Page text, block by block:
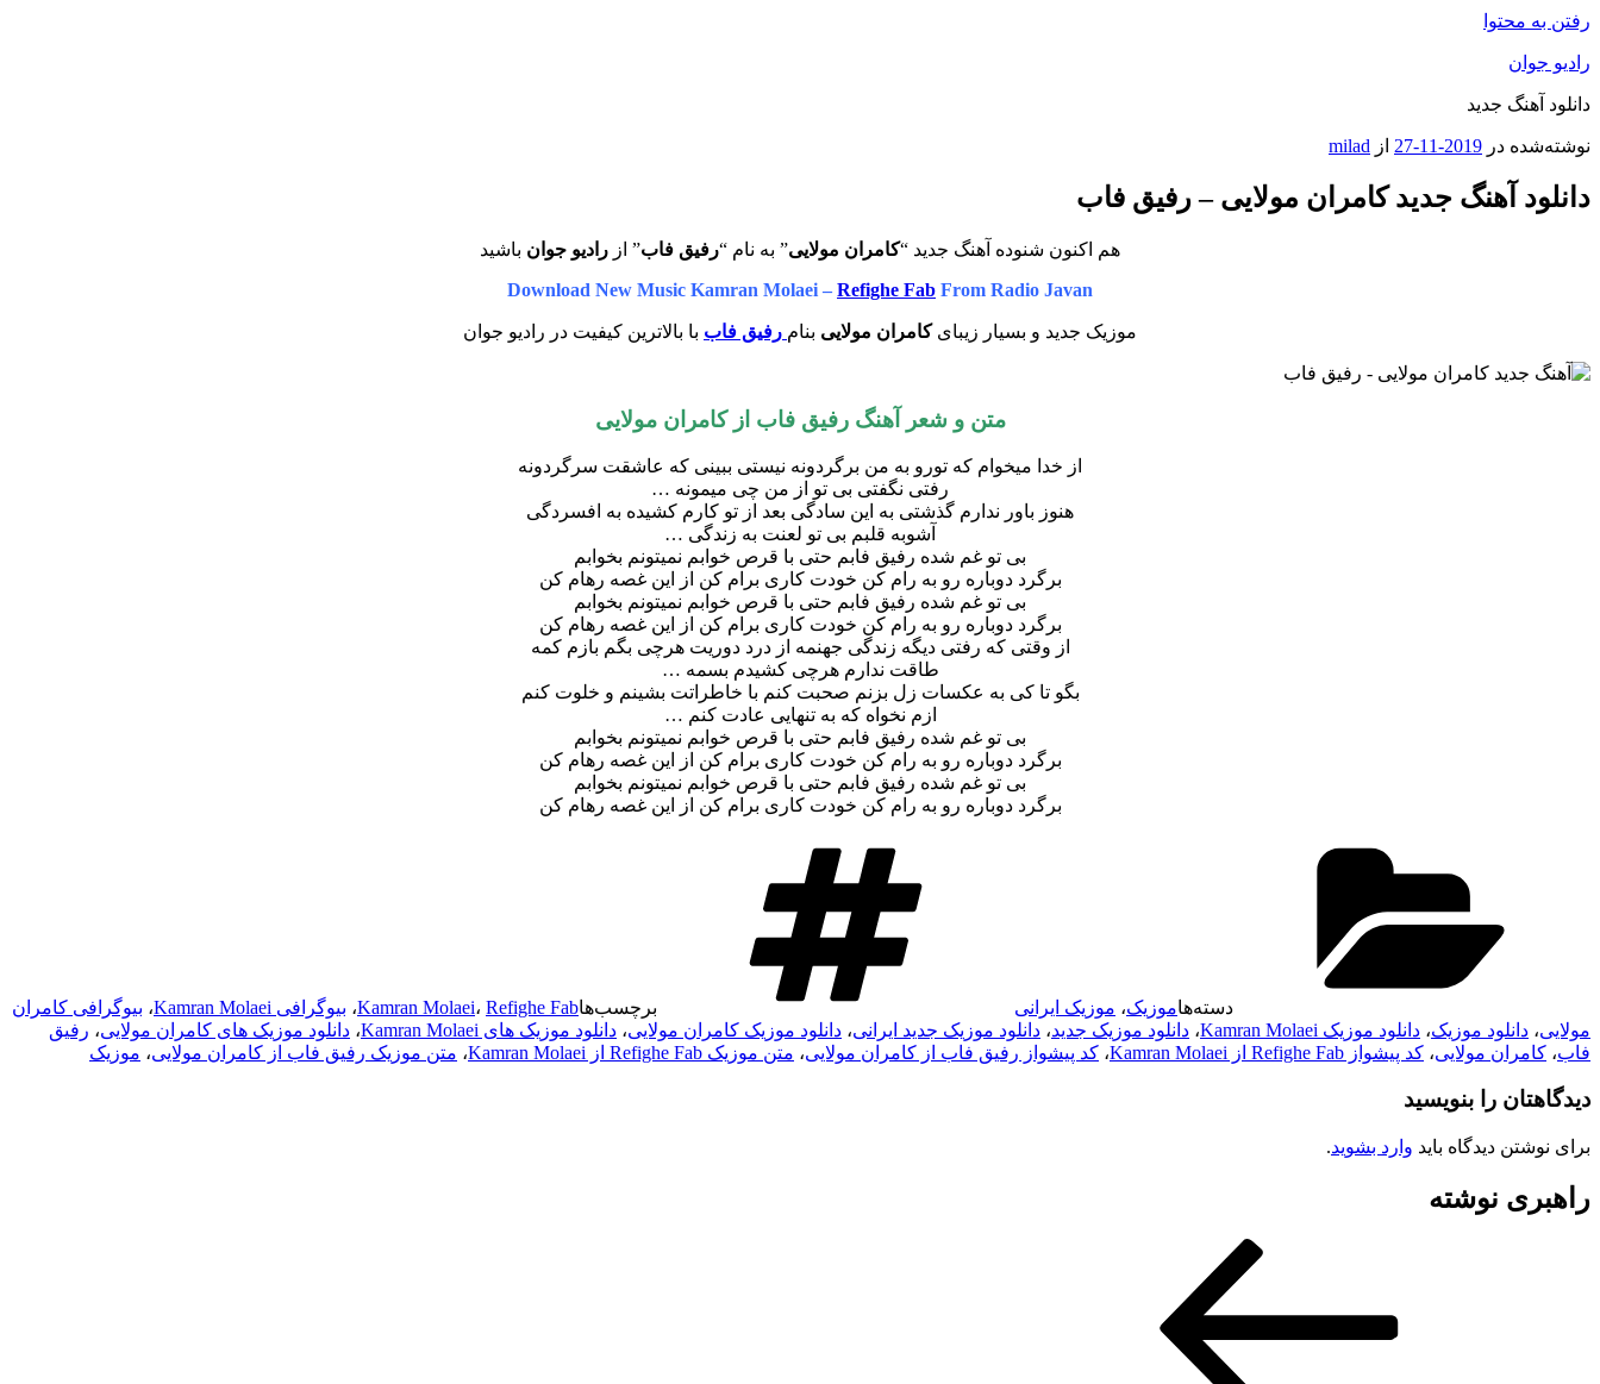
رفتن به محتوا
رادیو جوان
دانلود آهنگ جدید
نوشته‌شده در 2019-11-27 از milad
دانلود آهنگ جدید کامران مولایی – رفیق فاب
هم اکنون شنوده آهنگ جدید “کامران مولایی” به نام “رفیق فاب” از رادیو جوان باشید
Download New Music Kamran Molaei – Refighe Fab From Radio Javan
موزیک جدید و بسیار زیبایکامران مولایی بنام رفیق فاب با بالاترین کیفیت در رادیو جوان
متن و شعر آهنگ رفیق فاب ازکامران مولایی
از خدا میخوام که تورو به من برگردونه نیستی ببینی که عاشقت سرگردونه
رفتی نگفتی بی تو از من چی میمونه …
هنوز باور ندارم گذشتی به این سادگی بعد از تو کارم کشیده به افسردگی
آشوبه قلبم بی تو لعنت به زندگی …
بی تو غم شده رفیق فابم حتی با قرص خوابم نمیتونم بخوابم
برگرد دوباره رو به رام کن خودت کاری برام کن از این غصه رهام کن
بی تو غم شده رفیق فابم حتی با قرص خوابم نمیتونم بخوابم
برگرد دوباره رو به رام کن خودت کاری برام کن از این غصه رهام کن
از وقتی که رفتی دیگه زندگی جهنمه از درد دوریت هرچی بگم بازم کمه
طاقت ندارم هرچی کشیدم بسمه …
بگو تا کی به عکسات زل بزنم صحبت کنم با خاطراتت بشینم و خلوت کنم
ازم نخواه که به تنهایی عادت کنم …
بی تو غم شده رفیق فابم حتی با قرص خوابم نمیتونم بخوابم
برگرد دوباره رو به رام کن خودت کاری برام کن از این غصه رهام کن
بی تو غم شده رفیق فابم حتی با قرص خوابم نمیتونم بخوابم
برگرد دوباره رو به رام کن خودت کاری برام کن از این غصه رهام کن
دسته‌هاموزیک، موزیک ایرانی برچسب‌ها Kamran Molaei، Refighe Fab ، بیوگرافی Kamran Molaei ، بیوگرافی کامران
مولایی، دانلود موزیک، دانلود موزیک Kamran Molaei ، دانلود موزیک جدید، دانلود موزیک جدید ایرانی، دانلود موزیک کامران مولایی، دانلود موزیک های Kamran Molaei ، دانلود موزیک های کامران مولایی، رفیق
فاب، کامران مولایی، کد پیشواز Refighe Fab از Kamran Molaei ، کد پیشواز رفیق فاب از کامران مولایی، متن موزیک Refighe Fab از Kamran Molaei ، متن موزیک رفیق فاب از کامران مولایی، موزیک
دیدگاهتان را بنویسید
برای نوشتن دیدگاه باید وارد بشوید.
راهبری نوشته